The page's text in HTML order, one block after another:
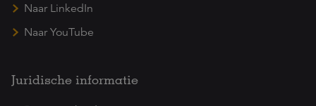
Naar LinkedIn
Naar YouTube
Juridische informatie